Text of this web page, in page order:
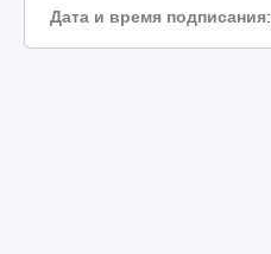
Дата и время подписания: